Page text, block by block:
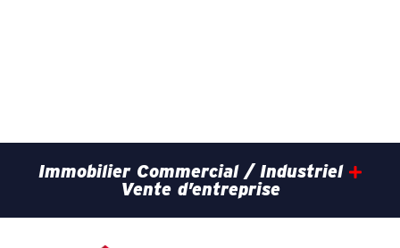
Immobilier Commercial / Industriel
Vente d’entreprise